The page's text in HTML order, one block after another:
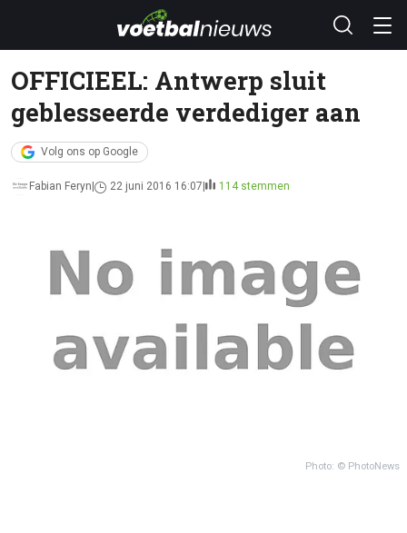
OFFICIEEL: Antwerp sluit
geblesseerde verdediger aan
Volg ons op Google
Fabian Feryn 22 juni 2016 16:07 114 stemmen
Photo: © PhotoNews